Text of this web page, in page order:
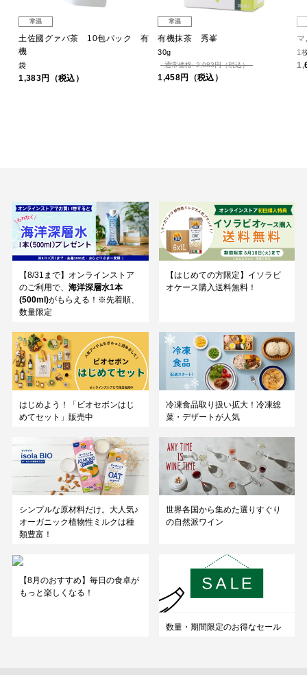
常温
土佐國グァバ茶 10包パック 有
機
袋
1,383円（税込）
常温
有機抹茶 秀峯
30g
通常価格: 2,083円（税込）
1,458円（税込）
1
【8/31まで】オンラインストア
のご利用で、 海洋深層水1本
(500ml)がもらえる！※先着順、
数量限定
【はじめての方限定】イソラビ
オケース購入送料無料！
はじめよう！「ビオセボンはじ
めてセット」販売中
冷凍食品取り扱い拡大！冷凍総
菜・デザートが人気
シンプルな原材料だけ。大人気♪
オーガニック植物性ミルクは種
類豊富！
世界各国から集めた選りすぐり
の自然派ワイン
【8月のおすすめ】毎日の食卓が
もっと楽しくなる！
数量・期間限定のお得なセール